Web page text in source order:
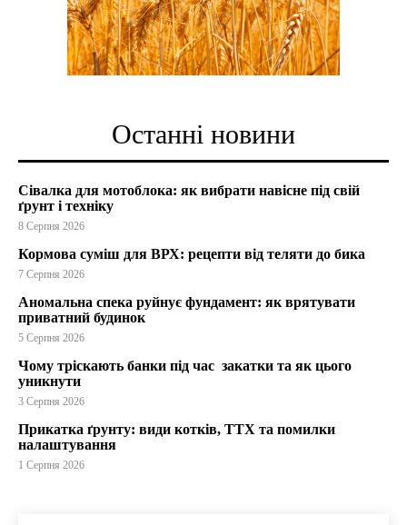
Останні новини
Сівалка для мотоблока: як вибрати навісне під свій
ґрунт і техніку
8 Серпня 2026
Кормова суміш для ВРХ: рецепти від теляти до бика
7 Серпня 2026
Аномальна спека руйнує фундамент: як врятувати
приватний будинок
5 Серпня 2026
Чому тріскають банки під час закатки та як цього
уникнути
3 Серпня 2026
Прикатка ґрунту: види котків, ТТХ та помилки
налаштування
1 Серпня 2026